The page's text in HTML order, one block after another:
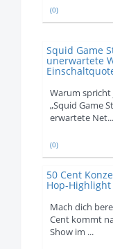
(0)
Squid Game
unerwartete
Warum spricht
„Squid Game
erwartete Net...
(0)
50 Cent
Hop-Highlight
Mach dich
Cent kommt
Show im ...